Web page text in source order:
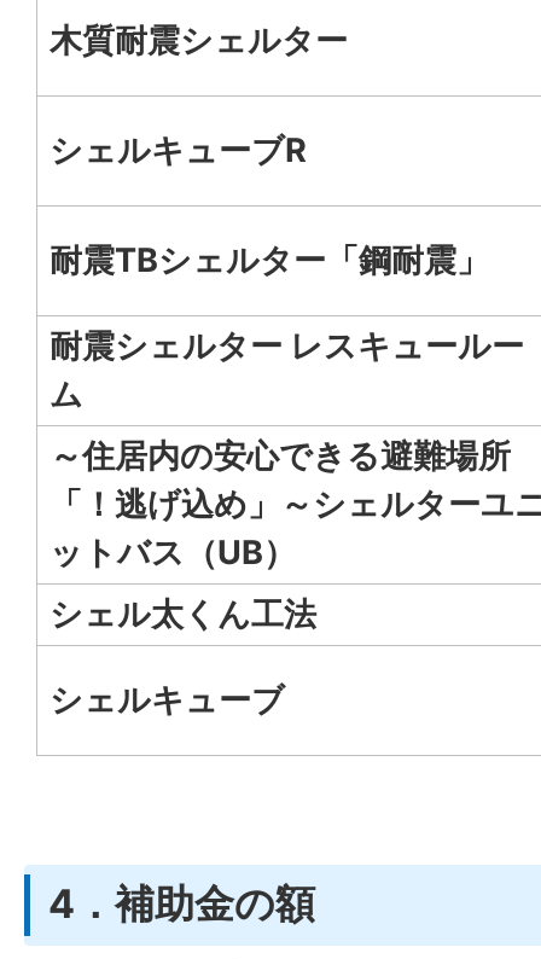
木質耐震シェルター
シェルキューブR
耐震TBシェルター「鋼耐震」
耐震シェルター レスキュールー
ム
～住居内の安心できる避難場所
「！逃げ込め」～シェルターユ
ットバス（UB）
シェル太くん工法
シェルキューブ
4．補助金の額